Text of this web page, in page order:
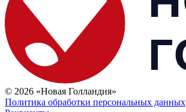
© 2026 «Новая Голландия»
Политика обработки персональных данных